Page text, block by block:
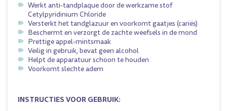
Werkt anti-tandplaque door de werkzame stof
Cetylpyridinium Chloride
Versterkt het tandglazuur en voorkomt gaatjes (cariës)
Beschermt en verzorgt de zachte weefsels in de mond
Prettige appel-mintsmaak
Veilig in gebruik, bevat geen alcohol
Helpt de apparatuur schoon te houden
Voorkomt slechte adem
INSTRUCTIES VOOR GEBRUIK: